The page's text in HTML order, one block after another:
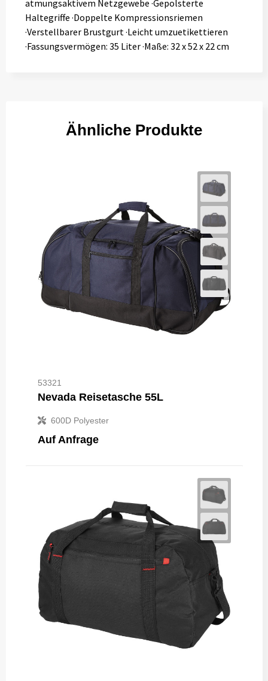
atmungsaktivem Netzgewebe ·Gepolsterte
Haltegriffe ·Doppelte Kompressionsriemen
·Verstellbarer Brustgurt ·Leicht umzuetikettieren
·Fassungsvermögen: 35 Liter ·Maße: 32 x 52 x 22 cm
Ähnliche Produkte
53321
Nevada Reisetasche 55L
600D Polyester
Auf Anfrage